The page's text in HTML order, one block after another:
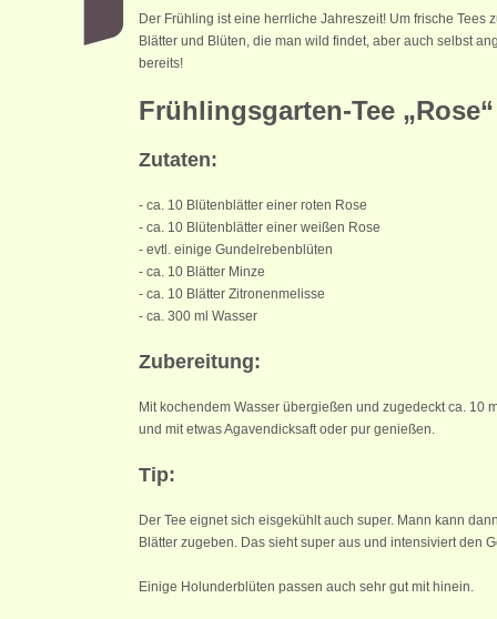
Der Frühling ist eine herrliche Jahreszeit! Um frische Tees
Blätter und Blüten, die man wild findet, aber auch selbst
bereits!
Frühlingsgarten-Tee „Rose“
Zutaten:
- ca. 10 Blütenblätter einer roten Rose
- ca. 10 Blütenblätter einer weißen Rose
- evtl. einige Gundelrebenblüten
- ca. 10 Blätter Minze
- ca. 10 Blätter Zitronenmelisse
- ca. 300 ml Wasser
Zubereitung:
Mit kochendem Wasser übergießen und zugedeckt ca. 10
und mit etwas Agavendicksaft oder pur genießen.
Tip:
Der Tee eignet sich eisgekühlt auch super. Mann kann
Blätter zugeben. Das sieht super aus und intensiviert den
Einige Holunderblüten passen auch sehr gut mit hinein.